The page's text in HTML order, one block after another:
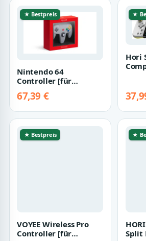
★ Bestpreis
Nintendo 64
Controller [für
Nintendo Switch] grau
67,39 €
★
Hori
★ Bestpreis
VOYEE Wireless Pro
Controller [für
★
Split